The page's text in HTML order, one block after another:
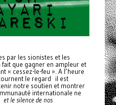
par les sionistes et les
que gagner en ampleur et
« cessez-le-feu ». A l’heure
le regard il est
notre soutien et montrer
internationale ne
et le silence de nos